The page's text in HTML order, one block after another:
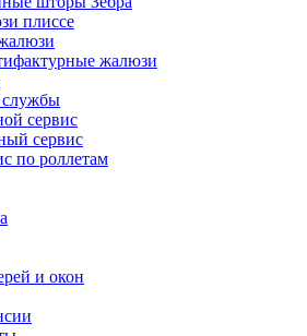
плиссе
жалюзи
сервис
сервис
по роллетам
и окон